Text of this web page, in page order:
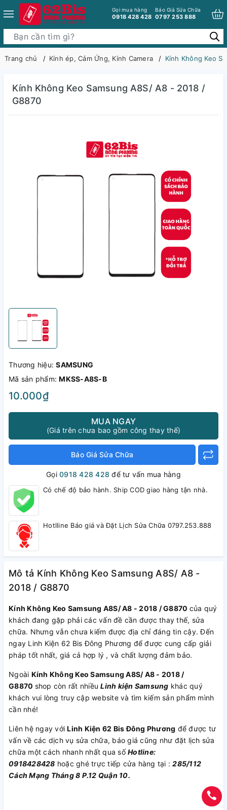
Gọi mua hàng
0918 428 428
Báo Giá Sửa Chữa
0797 253 888
Trang chủ Kính ép, Cảm Ứng, Kính Camera Kính Không Keo
Kính Không Keo Samsung A8S/ A8 - 2018 /
G8870
Thương hiệu:SAMSUNG
Mã sản phẩm:MKSS-A8S-B
10.000₫
MUA NGAY
(Giá trên chưa bao gồm công thay thế)
Báo Giá Sửa Chữa
Gọi0918 428 428 để tư vấn mua hàng
Có chế độ bảo hành. Ship COD giao hàng tận nhà.
Hotlline Báo giá và Đặt Lịch Sửa Chữa 0797.253.888
Mô tả Kính Không Keo Samsung A8S/ A8 -
2018 / G8870
Kính Không Keo Samsung A8S/ A8 - 2018 / G8870 của quý
khách đang gặp phải các vấn đề cần được thay thế, sửa
chữa. Nhưng vẫn chưa kiếm được địa chỉ đáng tin cậy. Đến
ngay Linh Kiện 62 Bis Đông Phương để được cung cấp giải
pháp tốt nhất, giá cả hợp lý , và chất lượng đảm bảo.
Ngoài Kính Không Keo Samsung A8S/ A8 - 2018 /
G8870 shop còn rất nhiềuLinh kiện Samsung khác quý
khách vui lòng truy cập website và tìm kiếm sản phẩm mình
cần nhé!
Liên hệ ngay vớiLinh Kiện 62 Bis Đông Phương để được tư
vấn về các dịch vụ sửa chữa, báo giá cũng như đặt lịch sửa
chữa một cách nhanh nhất qua sốHotline:
0918428428 hoặc ghé trực tiếp cửa hàng tại :285/112
Cách Mạng Tháng 8 P.12 Quận 10.